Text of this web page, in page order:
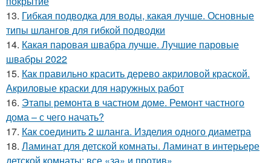
13. Гибкая подводка для воды, какая лучше. Основные
типы шлангов для гибкой подводки
14. Какая паровая швабра лучше. Лучшие паровые
швабры 2022
15. Как правильно красить дерево акриловой краской.
Акриловые краски для наружных работ
16. Этапы ремонта в частном доме. Ремонт частного
дома – с чего начать?
17. Как соединить 2 шланга. Изделия одного диаметра
18. Ламинат для детской комнаты. Ламинат в интерьере